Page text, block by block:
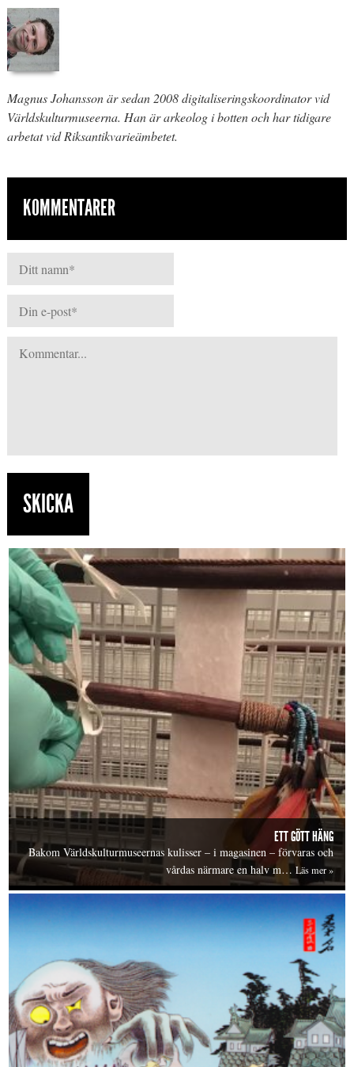
Magnus Johansson är sedan 2008 digitaliseringskoordinator vid
Världskulturmuseerna. Han är arkeolog i botten och har tidigare
arbetat vid Riksantikvarieämbetet.
KOMMENTARER
ETT GÖTT HÄNG
Bakom Världskulturmuseernas kulisser – i magasinen – förvaras och
vårdas närmare en halv m…Läs mer »